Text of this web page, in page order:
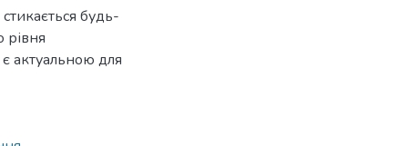
будь-
рівня
є актуальною для